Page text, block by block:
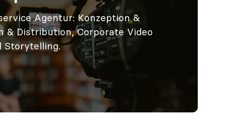
Agentur: Konzeption &
& Distribution, Corporate Video
Storytelling.